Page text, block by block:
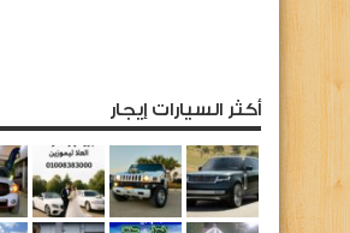
أكثر السيارات إيجار